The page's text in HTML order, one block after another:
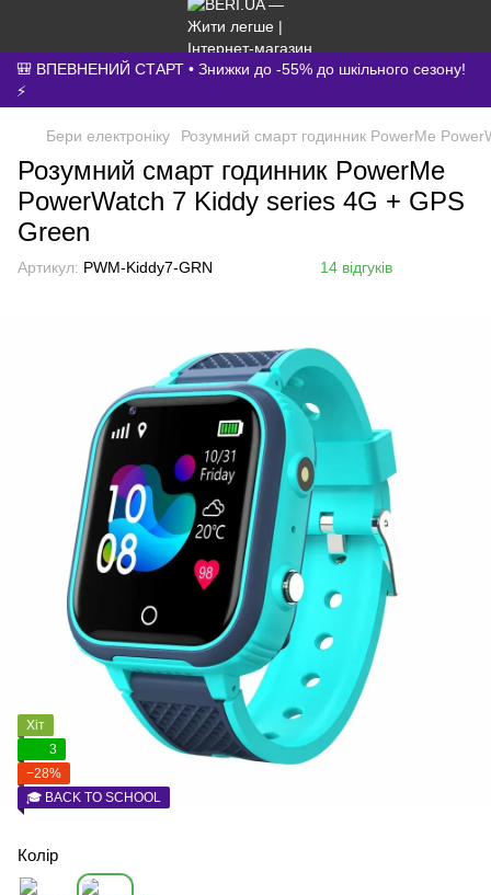
🎒 ВПЕВНЕНИЙ СТАРТ • Знижки до -55% до шкільного сезону!
⚡
Бери електроніку Розумний смарт годинник PowerMe
Розумний смарт годинник PowerMe
PowerWatch 7 Kiddy series 4G + GPS
Green
Артикул: PWM-Kiddy7-GRN 14 відгуків
Хіт
3
−28%
🎓 BACK TO SCHOOL
Колір